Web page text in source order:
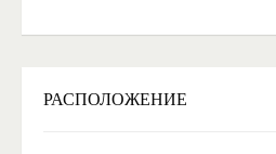
РАСПОЛОЖЕНИЕ